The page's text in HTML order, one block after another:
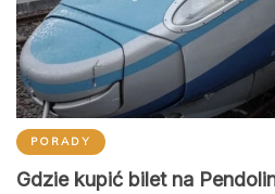
PORADY
Gdzie kupić bilet na